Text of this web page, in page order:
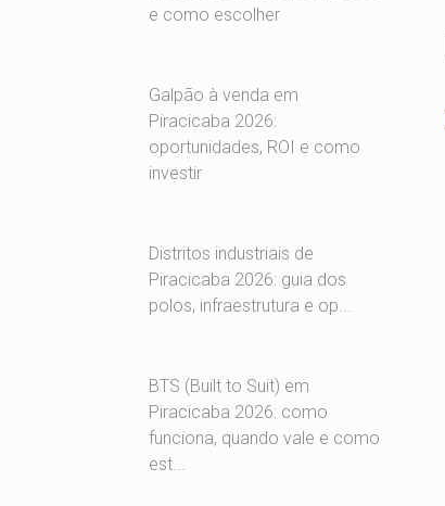
e como escolher
Galpão à venda em
Piracicaba 2026:
oportunidades, ROI e como
investir
Distritos industriais de
Piracicaba 2026: guia dos
polos, infraestrutura e op...
BTS (Built to Suit) em
Piracicaba 2026: como
funciona, quando vale e como
est...